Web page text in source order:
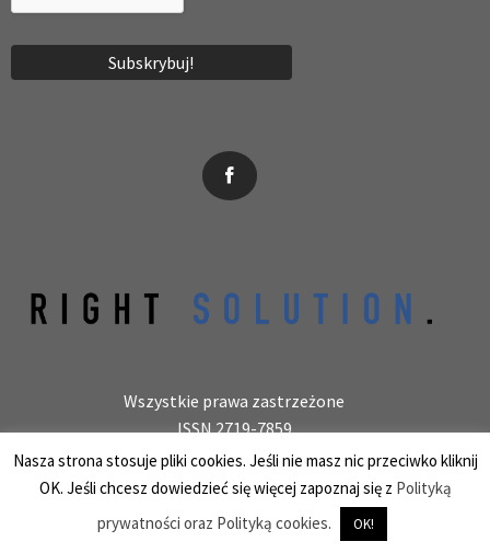
Wszystkie prawa zastrzeżone
ISSN 2719-7859
Wydawca: laboratoryjnie.pl Krzysztof Wołowiec
25-150 Kielce, ul. Barwinek 9/31, REGON 387847966
Nasza strona stosuje pliki cookies. Jeśli nie masz nic przeciwko kliknij
OK. Jeśli chcesz dowiedzieć się więcej zapoznaj się z Polityką
prywatności oraz Polityką cookies.
OK!